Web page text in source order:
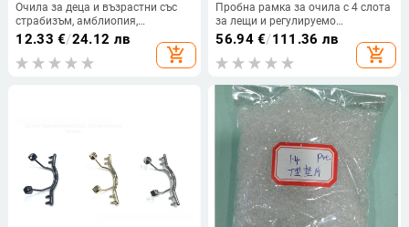
Очила за деца и възрастни със
страбизъм, амблиопия,
далекогледство и пресбиопия —
пролет 2025
12.33 €/24.12 лв
add_shopping_cart
Пробна рамка за очила с 4 слота
за лещи и регулируемо
междузрачково разстояние 48–
56.94€/111.36 лв
add_shopping_cart